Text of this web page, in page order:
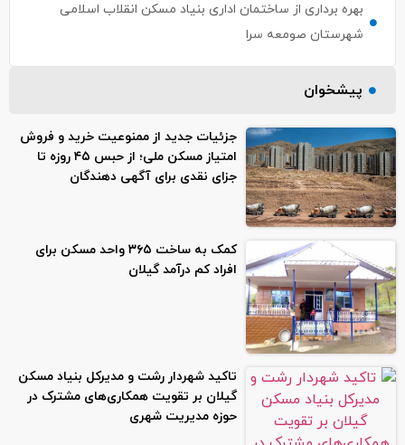
بهره برداری از ساختمان اداری بنیاد مسکن انقلاب اسلامی
شهرستان صومعه سرا
پیشخوان
جزئیات جدید از ممنوعیت خرید و فروش
امتیاز مسکن ملی؛ از حبس ۴۵ روزه تا
جزای نقدی برای آگهی دهندگان
کمک به ساخت ۳۶۵ واحد مسکن برای
افراد کم درآمد گیلان
تاکید شهردار رشت و مدیرکل بنیاد مسکن
گیلان بر تقویت همکاری‌های مشترک در
حوزه مدیریت شهری